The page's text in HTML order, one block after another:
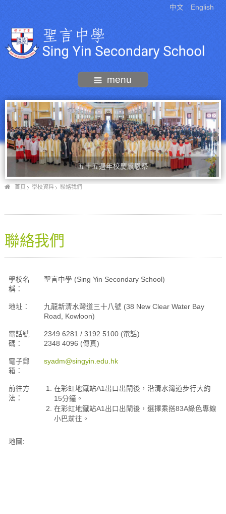
中文 English
menu
五十五週年校慶感恩祭
首頁 學校資料 聯絡我們
聯絡我們
學校名
稱：
聖言中學 (Sing Yin Secondary School)
地址：
九龍新清水灣道三十八號 (38 New Clear Water Bay
Road, Kowloon)
電話號
碼：
2349 6281 / 3192 5100 (電話)
2348 4096 (傳真)
電子郵
箱：
syadm@singyin.edu.hk
前往方
法：
在彩虹地鐡站A1出口出閘後，沿清水灣道步行大約
15分鐘。
在彩虹地鐡站A1出口出閘後，選擇乘搭83A綠色專線
小巴前往。
地圖: